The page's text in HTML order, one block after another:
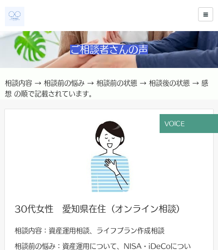
ご相談者さんの声
相談内容 → 相談前の悩み → 相談前の状態 → 相談後の状態 → 感
想 の順で記載されています。
30代女性 愛知県在住（オンライン相談）
相談内容：資産運用相談、ライフプラン作成相談
相談前の悩み：資産運用について、NISA・iDeCoについ
VOICE